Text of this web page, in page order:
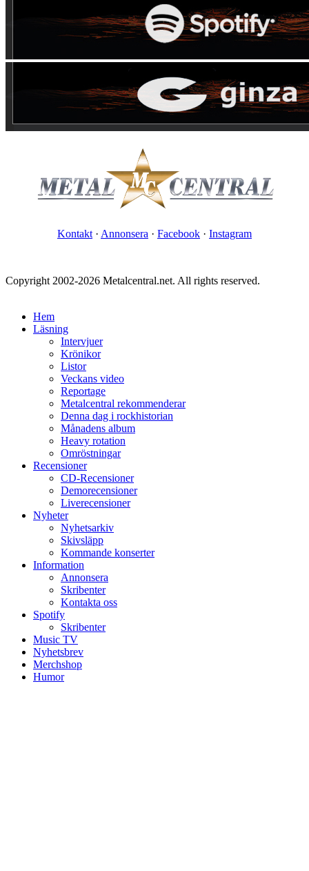
Kontakt · Annonsera · Facebook · Instagram
Copyright 2002-2026 Metalcentral.net. All rights reserved.
Hem
Läsning
Intervjuer
Krönikor
Listor
Veckans video
Reportage
Metalcentral rekommenderar
Denna dag i rockhistorian
Månadens album
Heavy rotation
Omröstningar
Recensioner
CD-Recensioner
Demorecensioner
Liverecensioner
Nyheter
Nyhetsarkiv
Skivsläpp
Kommande konserter
Information
Annonsera
Skribenter
Kontakta oss
Spotify
Skribenter
Music TV
Nyhetsbrev
Merchshop
Humor